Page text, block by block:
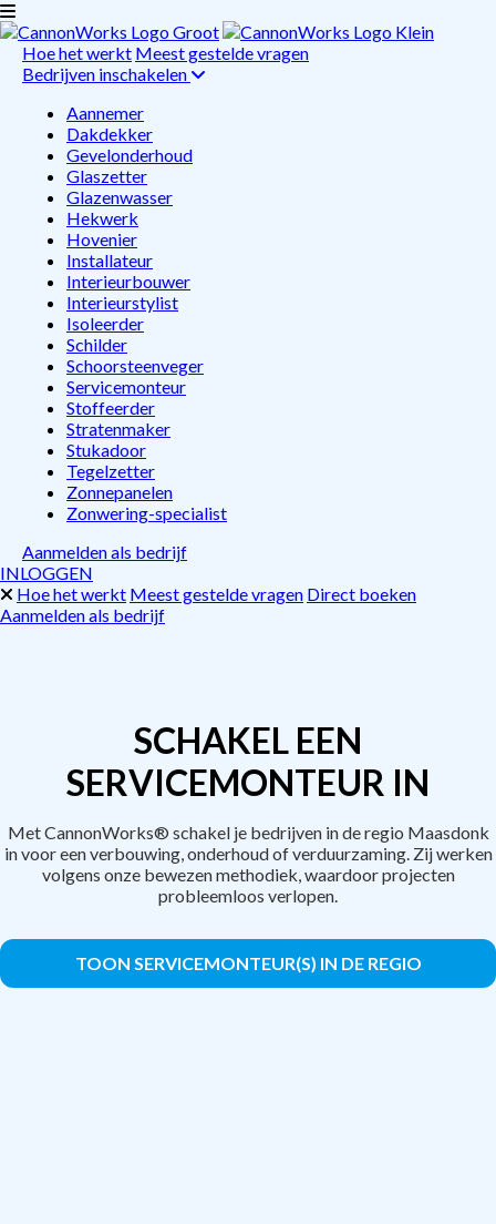
Hoe het werkt Meest gestelde vragen
Bedrijven inschakelen
Aannemer
Dakdekker
Gevelonderhoud
Glaszetter
Glazenwasser
Hekwerk
Hovenier
Installateur
Interieurbouwer
Interieurstylist
Isoleerder
Schilder
Schoorsteenveger
Servicemonteur
Stoffeerder
Stratenmaker
Stukadoor
Tegelzetter
Zonnepanelen
Zonwering-specialist
Aanmelden als bedrijf
INLOGGEN
Hoe het werkt Meest gestelde vragen Direct boeken
Aanmelden als bedrijf
SCHAKEL EEN
SERVICEMONTEUR IN
Met CannonWorks® schakel je bedrijven in de regio Maasdonk
in voor een verbouwing, onderhoud of verduurzaming. Zij werken
volgens onze bewezen methodiek, waardoor projecten
probleemloos verlopen.
TOON SERVICEMONTEUR(S) IN DE REGIO